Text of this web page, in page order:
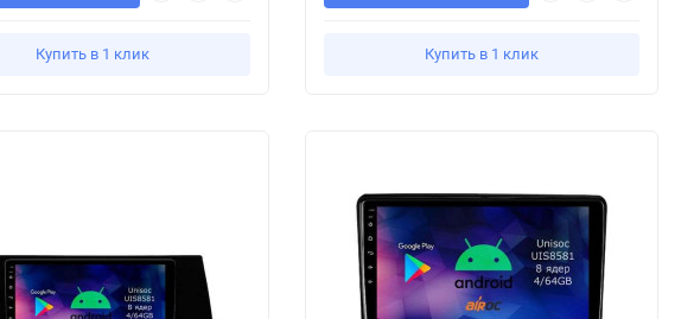
Купить в 1 клик Купить в 1 клик